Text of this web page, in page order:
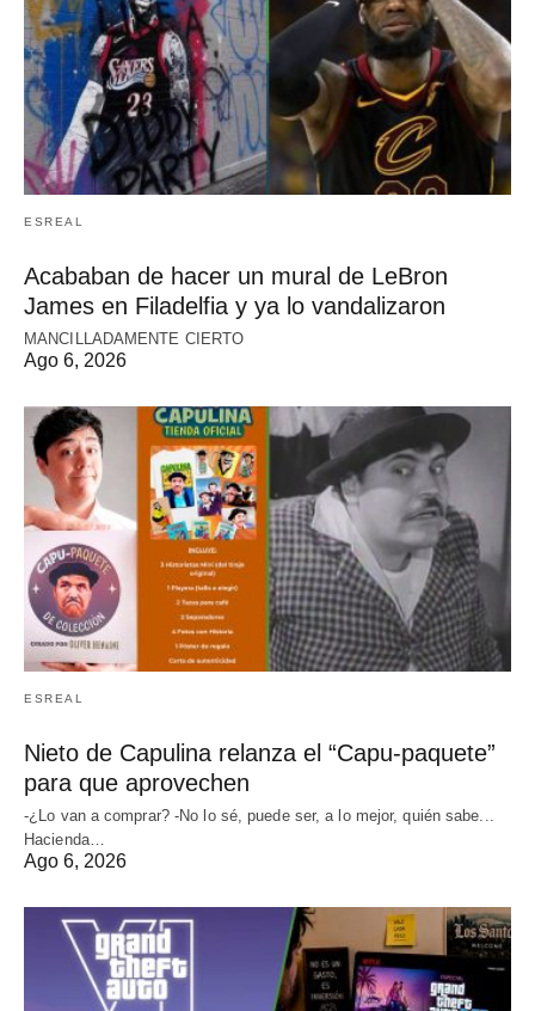
ESREAL
Acababan de hacer un mural de LeBron
James en Filadelfia y ya lo vandalizaron
MANCILLADAMENTE CIERTO
Ago 6, 2026
ESREAL
Nieto de Capulina relanza el “Capu-paquete”
para que aprovechen
-¿Lo van a comprar? -No lo sé, puede ser, a lo mejor, quién sabe...
Hacienda…
Ago 6, 2026